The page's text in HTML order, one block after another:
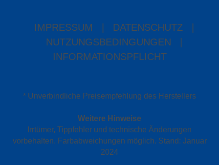
IMPRESSUM DATENSCHUTZ
NUTZUNGSBEDINGUNGEN
INFORMATIONSPFLICHT
* Unverbindliche Preisempfehlung des Herstellers
Weitere Hinweise
Irrtümer, Tippfehler und technische Änderungen
vorbehalten. Farbabweichungen möglich. Stand: Januar
2024